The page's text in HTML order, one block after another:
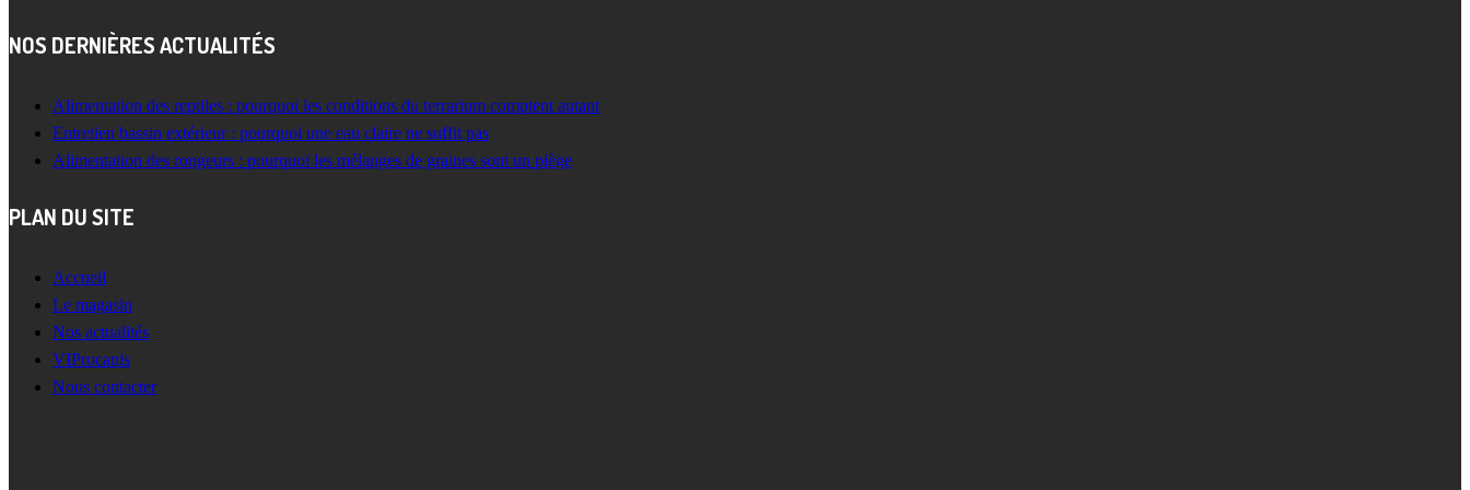
NOS DERNIÈRES ACTUALITÉS
Alimentation des reptiles : pourquoi les conditions du terrarium comptent autant
Entretien bassin extérieur : pourquoi une eau claire ne suffit pas
Alimentation des rongeurs : pourquoi les mélanges de graines sont un piège
PLAN DU SITE
Accueil
Le magasin
Nos actualités
VIProcanis
Nous contacter